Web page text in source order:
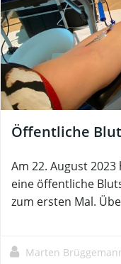
Öffentliche
Am 22. August
eine öffentliche
zum ersten Mal.
Marten